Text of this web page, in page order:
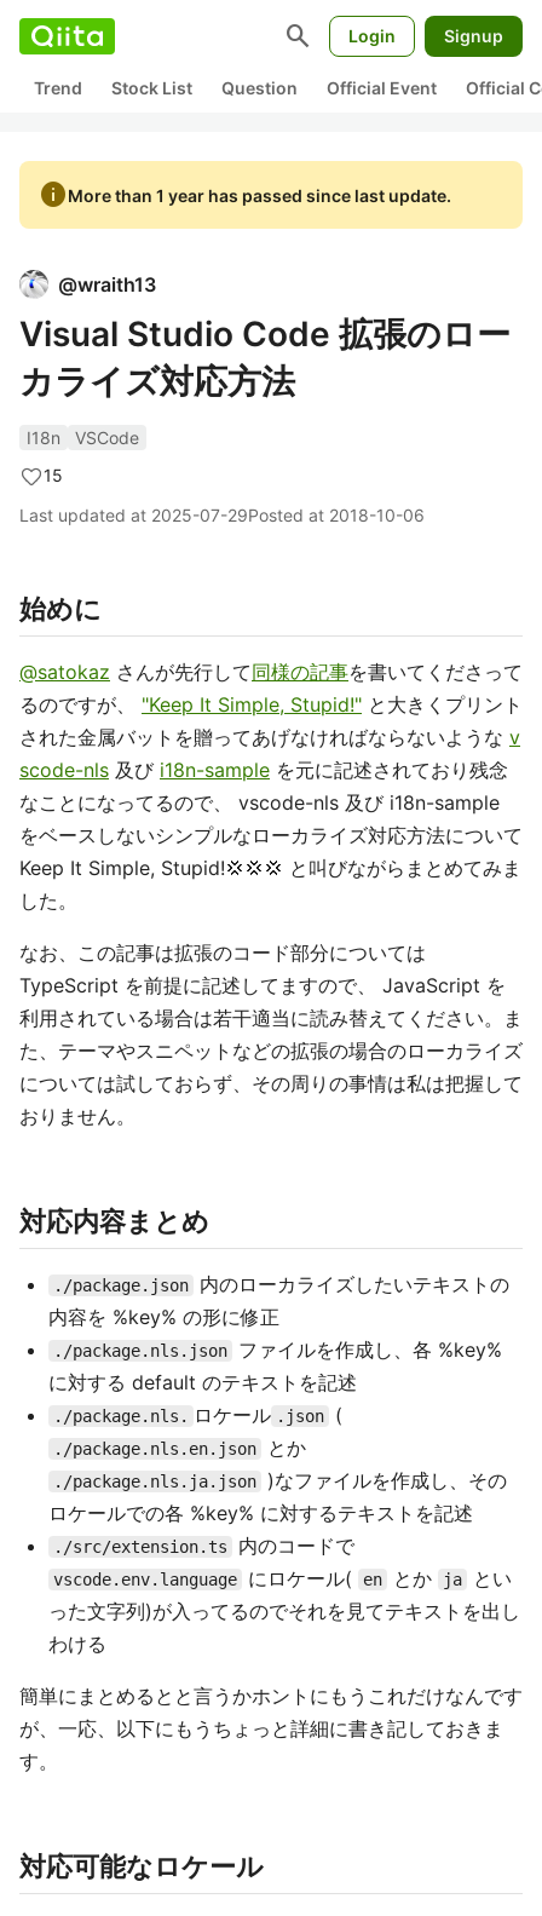
search Login Signup
Trend Stock List Question Official Event Official
infoMore than 1 year has passed since last update.
@wraith13
Visual Studio Code 拡張のロー
カライズ対応方法
I18n
VSCode
15
Last updated at 2025-07-29Posted at 2018-10-06
始めに
@satokaz さんが先行して同様の記事を書いてくださって
るのですが、 "Keep It Simple, Stupid!" と大きくプリント
された金属バットを贈ってあげなければならないような v
scode-nls 及び i18n-sample を元に記述されており残念
なことになってるので、 vscode-nls 及び i18n-sample
をベースしないシンプルなローカライズ対応方法について
Keep It Simple, Stupid!💢💢💢 と叫びながらまとめてみま
した。
なお、この記事は拡張のコード部分については
TypeScript を前提に記述してますので、 JavaScript を
利用されている場合は若干適当に読み替えてください。ま
た、テーマやスニペットなどの拡張の場合のローカライズ
については試しておらず、その周りの事情は私は把握して
おりません。
対応内容まとめ
./package.json
内のローカライズしたいテキストの
内容を %key% の形に修正
./package.nls.json
ファイルを作成し、各 %key%
に対する default のテキストを記述
./package.nls. ロケール .json (
./package.nls.en.json とか
./package.nls.ja.json
)なファイルを作成し、その
ロケールでの各 %key% に対するテキストを記述
./src/extension.ts 内のコードで
vscode.env.language にロケール( en とか ja
とい
った文字列)が入ってるのでそれを見てテキストを出し
わける
簡単にまとめるとと言うかホントにもうこれだけなんです
が、一応、以下にもうちょっと詳細に書き記しておきま
す。
対応可能なロケール